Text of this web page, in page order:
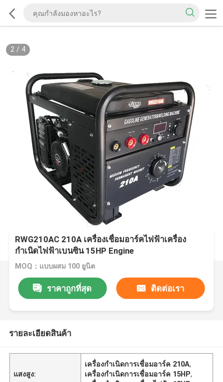
2/ 4
RWG210AC 210A เครื่องเชื่อมอาร์คไฟฟ้าเครื่อง
กำเนิดไฟฟ้าเบนซิน 15HP Engine
MOQ：แบบผสม 100 ยูนิต
ราคาถูกที่สุด ติดต่อเรา
รายละเอียดสินค้า
แสงสูง:
เครื่องกำเนิดการเชื่อมอาร์ค 210A,
เครื่องกำเนิดการเชื่อมอาร์ค 15HP,